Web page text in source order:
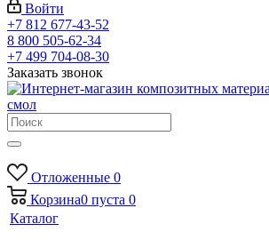
Войти
+7 812 677-43-52
8 800 505-62-34
+7 499 704-08-30
Заказать звонок
Отложенные 0
Корзина0 пуста 0
Каталог